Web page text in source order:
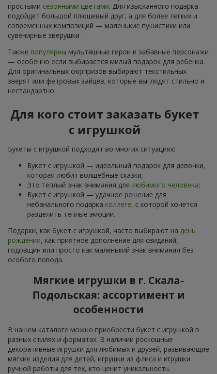
простыми сезонными цветами. Для изысканного подарка
подойдет большой плюшевый друг, а для более легких и
современных композиций — маленькие пушистики или
сувенирные зверушки.
Также популярны мультяшные герои и забавные персонажи
— особенно если выбирается милый подарок для ребенка.
Для оригинальных сюрпризов выбирают текстильных
зверят или фетровых зайцев, которые выглядят стильно и
нестандартно.
Для кого стоит заказать букет
с игрушкой
Букеты с игрушкой подходят во многих ситуациях:
Букет с игрушкой — идеальный подарок для девочки,
которая любит волшебные сказки;
Это теплый знак внимания для любимого человека;
Букет с игрушкой — удачное решение для
небанального подарка коллеге, с которой хочется
разделить теплые эмоции.
Подарки, как букет с игрушкой, часто выбирают на день
рождения, как приятное дополнение для свиданий,
годовщин или просто как маленький знак внимания без
особого повода.
Мягкие игрушки в г. Скала-
Подольская: ассортимент и
особенности
В нашем каталоге можно приобрести букет с игрушкой в
разных стилях и форматах. В наличии роскошные
декоративные игрушки для любимых и друзей, развивающие
мягкие изделия для детей, игрушки из флиса и игрушки
ручной работы для тех, кто ценит уникальность.